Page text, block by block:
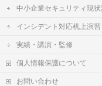
中小企業セキュリティ現
インシデント対応机上演習
実績・講演・監修
個人情報保護について
お問い合わせ